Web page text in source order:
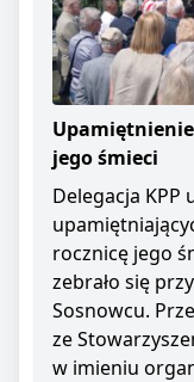
jego śmieci
Delegacja KPP
rocznicę jego
zebrało się
Sosnowcu.
ze
w imieniu